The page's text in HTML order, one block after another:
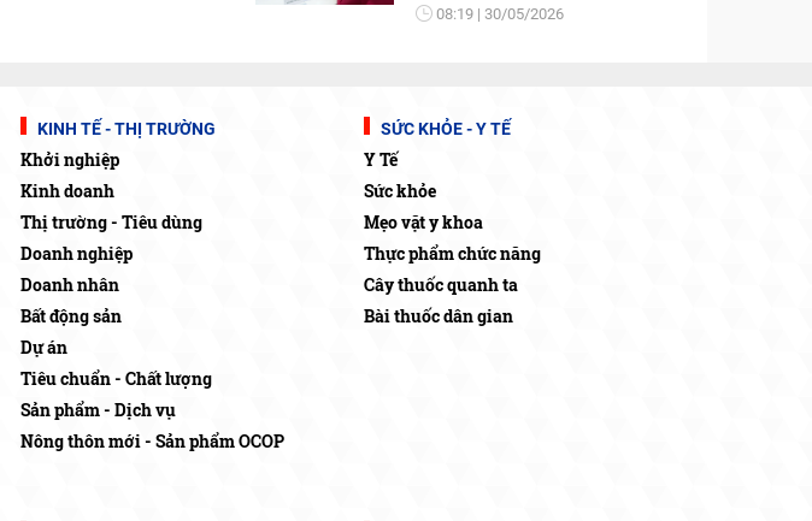
08:19 30/05/2026
KINH TẾ - THỊ TRƯỜNG
Khởi nghiệp
Kinh doanh
Thị trường - Tiêu dùng
Doanh nghiệp
Doanh nhân
Bất động sản
Dự án
Tiêu chuẩn - Chất lượng
Sản phẩm - Dịch vụ
Nông thôn mới - Sản phẩm OCOP
SỨC KHỎE - Y TẾ
Y Tế
Sức khỏe
Mẹo vặt y khoa
Thực phẩm chức năng
Cây thuốc quanh ta
Bài thuốc dân gian